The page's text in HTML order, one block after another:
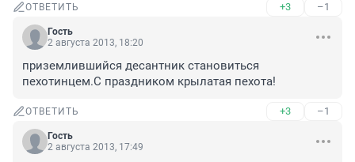
ОТВЕТИТЬ +3 –1
Гость
2 августа 2013, 18:20
приземлившийся десантник становиться
пехотинцем.С праздником крылатая пехота!
ОТВЕТИТЬ +3 –1
Гость
2 августа 2013, 17:49